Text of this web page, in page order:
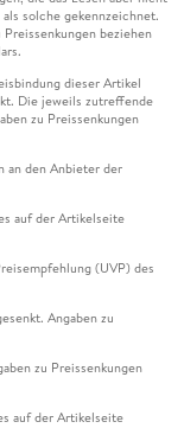
solche gekennzeichnet.
beziehen
dieser Artikel
Die jeweils zutreffende
zu Preissenkungen
an den Anbieter der
auf der Artikelseite
(UVP) des
Angaben zu
zu Preissenkungen
auf der Artikelseite